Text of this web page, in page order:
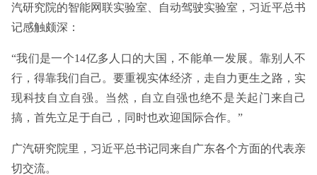
汽研究院的智能网联实验室、自动驾驶实验室，习近平总书
记感触颇深：
“我们是一个14亿多人口的大国，不能单一发展。靠别人不
行，得靠我们自己。要重视实体经济，走自力更生之路，实
现科技自立自强。当然，自立自强也绝不是关起门来自己
搞，首先立足于自己，同时也欢迎国际合作。”
广汽研究院里，习近平总书记同来自广东各个方面的代表亲
切交流。